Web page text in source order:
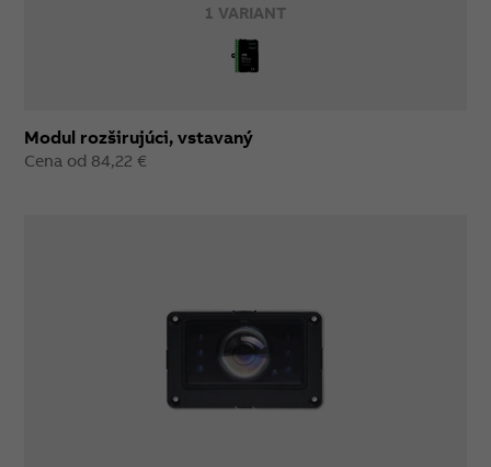
1 VARIANT
Modul rozširujúci, vstavaný
Cena od 84,22 €